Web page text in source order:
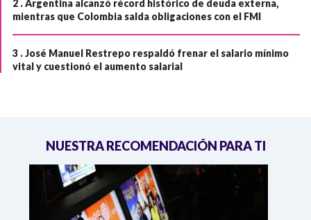
2 .Argentina alcanzó récord histórico de deuda externa,
mientras que Colombia salda obligaciones con el FMI
3 .José Manuel Restrepo respaldó frenar el salario mínimo
vital y cuestionó el aumento salarial
NUESTRA RECOMENDACIÓN PARA TI